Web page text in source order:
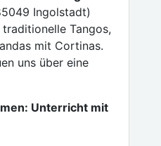
Ingolstadt)
Tangos,
mit Cortinas.
uns über eine
Unterricht mit